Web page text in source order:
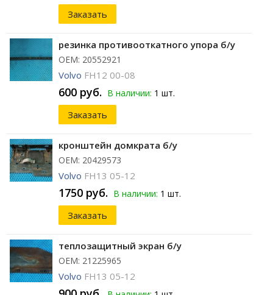
Заказать
резинка противооткатного упора б/у
ОЕМ: 20552921
Volvo FH12 00-08
600 руб. В наличии: 1 шт.
Заказать
кронштейн домкрата б/у
ОЕМ: 20429573
Volvo FH13 05-12
1750 руб. В наличии: 1 шт.
Заказать
теплозащитный экран б/у
ОЕМ: 21225965
Volvo FH13 05-12